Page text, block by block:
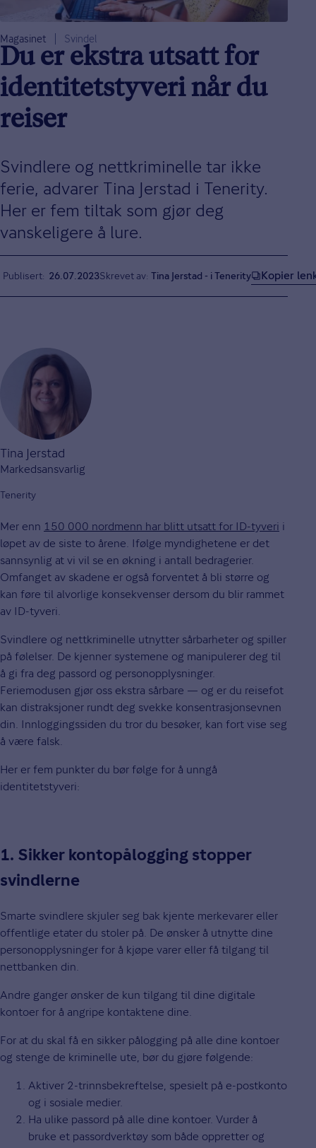
Magasinet Svindel
Du er ekstra utsatt for
identitetstyveri når du
reiser
Svindlere og nettkriminelle tar ikke
ferie, advarer Tina Jerstad i Tenerity.
Her er fem tiltak som gjør deg
vanskeligere å lure.
Publisert 26.07.2023Skrevet av: Tina Jerstad - i Tenerity Kopier
Tina Jerstad
Markedsansvarlig
Tenerity
Mer enn 150 000 nordmenn har blitt utsatt for ID-tyveri i
løpet av de siste to årene. Ifølge myndighetene er det
sannsynlig at vi vil se en økning i antall bedragerier.
Omfanget av skadene er også forventet å bli større og
kan føre til alvorlige konsekvenser dersom du blir rammet
av ID-tyveri.
Svindlere og nettkriminelle utnytter sårbarheter og spiller
på følelser. De kjenner systemene og manipulerer deg til
å gi fra deg passord og personopplysninger.
Feriemodusen gjør oss ekstra sårbare — og er du reisefot
kan distraksjoner rundt deg svekke konsentrasjonsevnen
din. Innloggingssiden du tror du besøker, kan fort vise seg
å være falsk.
Her er fem punkter du bør følge for å unngå
identitetstyveri:
1. Sikker kontopålogging stopper
svindlerne
Smarte svindlere skjuler seg bak kjente merkevarer eller
offentlige etater du stoler på. De ønsker å utnytte dine
personopplysninger for å kjøpe varer eller få tilgang til
nettbanken din.
Andre ganger ønsker de kun tilgang til dine digitale
kontoer for å angripe kontaktene dine.
For at du skal få en sikker pålogging på alle dine kontoer
og stenge de kriminelle ute, bør du gjøre følgende:
Aktiver 2-trinnsbekreftelse, spesielt på e-postkonto
og i sosiale medier.
Ha ulike passord på alle dine kontoer. Vurder å
bruke et passordverktøy som både oppretter og